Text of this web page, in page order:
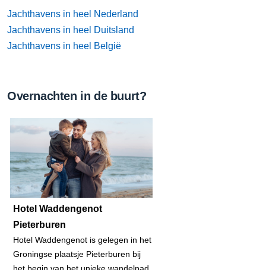
Jachthavens in heel Nederland
Jachthavens in heel Duitsland
Jachthavens in heel België
Overnachten in de buurt?
Hotel Waddengenot
Pieterburen
Hotel Waddengenot is gelegen in het
Groningse plaatsje Pieterburen bij